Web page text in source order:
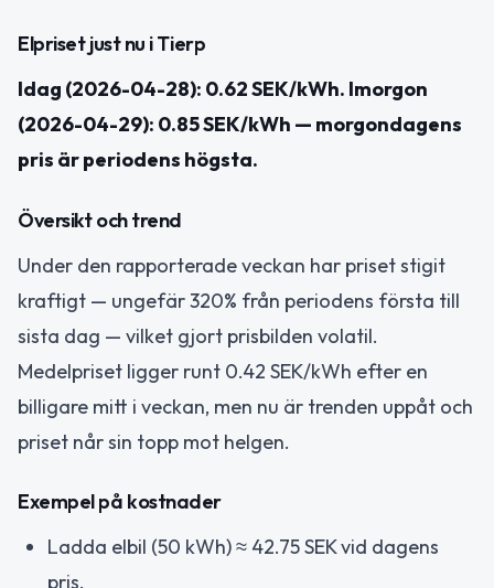
Elpriset just nu i Tierp
Idag (2026-04-28): 0.62 SEK/kWh. Imorgon
(2026-04-29): 0.85 SEK/kWh — morgondagens
pris är periodens högsta.
Översikt och trend
Under den rapporterade veckan har priset stigit
kraftigt — ungefär 320% från periodens första till
sista dag — vilket gjort prisbilden volatil.
Medelpriset ligger runt 0.42 SEK/kWh efter en
billigare mitt i veckan, men nu är trenden uppåt och
priset når sin topp mot helgen.
Exempel på kostnader
Ladda elbil (50 kWh) ≈ 42.75 SEK vid dagens
pris.